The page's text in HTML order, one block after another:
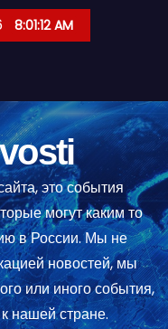
8:01:13 AM
это события
могут каким то
в России. Мы не
новостей, мы
или иного события,
нашей стране.